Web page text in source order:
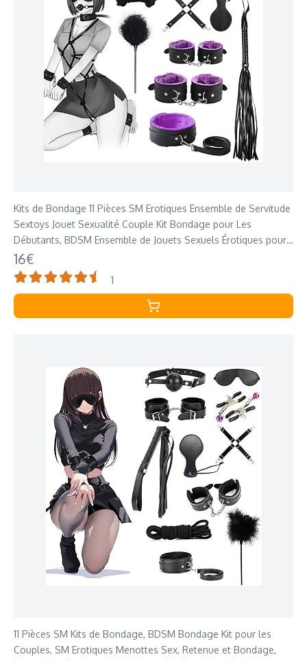
Kits de Bondage 11 Pièces SM Erotiques Ensemble de Servitude
Sextoys Jouet Sexualité Couple Kit Bondage pour Les
Débutants, BDSM Ensemble de Jouets Sexuels Érotiques pour
Couple Jouets Sexuels
16€
1
11 Pièces SM Kits de Bondage, BDSM Bondage Kit pour les
Couples, SM Erotiques Menottes Sex, Retenue et Bondage,